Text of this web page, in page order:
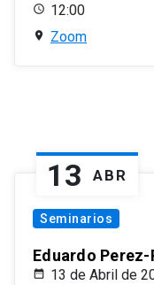
12:00
Zoom
13 ABR
Seminarios
Eduardo
13 de Abril de